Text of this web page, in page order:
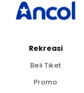
Rekreasi
Beli Tiket
Promo